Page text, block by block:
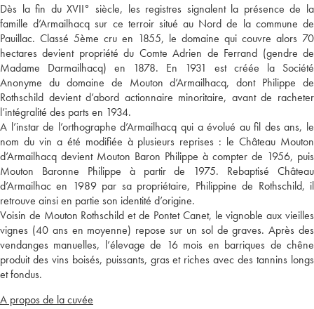
Dès la fin du XVII° siècle, les registres signalent la présence de la
famille d’Armailhacq sur ce terroir situé au Nord de la commune de
Pauillac. Classé 5ème cru en 1855, le domaine qui couvre alors 70
hectares devient propriété du Comte Adrien de Ferrand (gendre de
Madame Darmailhacq) en 1878. En 1931 est créée la Société
Anonyme du domaine de Mouton d’Armailhacq, dont Philippe de
Rothschild devient d’abord actionnaire minoritaire, avant de racheter
l’intégralité des parts en 1934.
A l’instar de l’orthographe d’Armailhacq qui a évolué au fil des ans, le
nom du vin a été modifiée à plusieurs reprises : le Château Mouton
d’Armailhacq devient Mouton Baron Philippe à compter de 1956, puis
Mouton Baronne Philippe à partir de 1975. Rebaptisé Château
d’Armailhac en 1989 par sa propriétaire, Philippine de Rothschild, il
retrouve ainsi en partie son identité d’origine.
Voisin de Mouton Rothschild et de Pontet Canet, le vignoble aux vieilles
vignes (40 ans en moyenne) repose sur un sol de graves. Après des
vendanges manuelles, l’élevage de 16 mois en barriques de chêne
produit des vins boisés, puissants, gras et riches avec des tannins longs
et fondus.
A propos de la cuvée